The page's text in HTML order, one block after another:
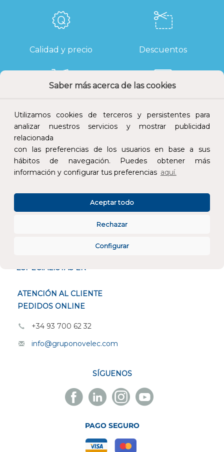
Saber más acerca de las cookies
Utilizamos cookies de terceros y persistentes para
analizar nuestros servicios y mostrar publicidad
relacionada
con las preferencias de los usuarios en base a sus
hábitos de navegación. Puedes obtener más
información y configurar tus preferencias aquí.
Configurar
Rechazar
Aceptar todo
Calidad y precio Descuentos
Atención al cliente
ESPECIALISTAS EN
ATENCIÓN AL CLIENTE
PEDIDOS ONLINE
+34 93 700 62 32
info@gruponovelec.com
SÍGUENOS
Facebook
Novelec
Linkedin
Novelec
Instagram
Novelec
Youtube
Novelec
PAGO SEGURO